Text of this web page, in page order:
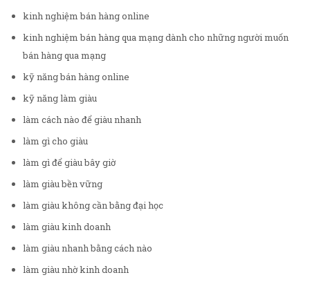
kinh nghiệm bán hàng online
kinh nghiệm bán hàng qua mạng dành cho những người muốn
bán hàng qua mạng
kỹ năng bán hàng online
kỹ năng làm giàu
làm cách nào để giàu nhanh
làm gì cho giàu
làm gì để giàu bây giờ
làm giàu bền vững
làm giàu không cần bằng đại học
làm giàu kinh doanh
làm giàu nhanh bằng cách nào
làm giàu nhờ kinh doanh